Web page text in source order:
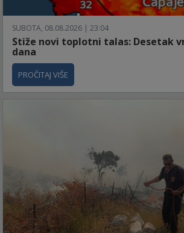
SUBOTA, 08.08.2026 | 23:04
Stiže novi toplotni talas: Desetak
dana
PROČITAJ VIŠE